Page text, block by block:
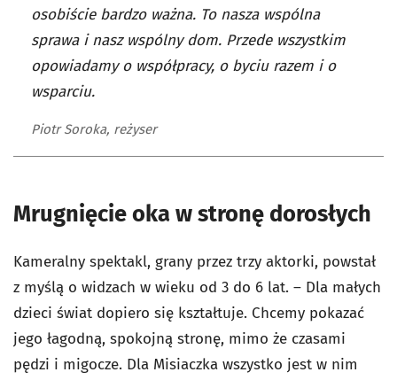
osobiście bardzo ważna. To nasza wspólna
sprawa i nasz wspólny dom. Przede wszystkim
opowiadamy o współpracy, o byciu razem i o
wsparciu.
Piotr Soroka, reżyser
Mrugnięcie oka w stronę dorosłych
Kameralny spektakl, grany przez trzy aktorki, powstał
z myślą o widzach w wieku od 3 do 6 lat. – Dla małych
dzieci świat dopiero się kształtuje. Chcemy pokazać
jego łagodną, spokojną stronę, mimo że czasami
pędzi i migocze. Dla Misiaczka wszystko jest w nim